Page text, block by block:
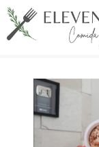
Saltar
al
contenido